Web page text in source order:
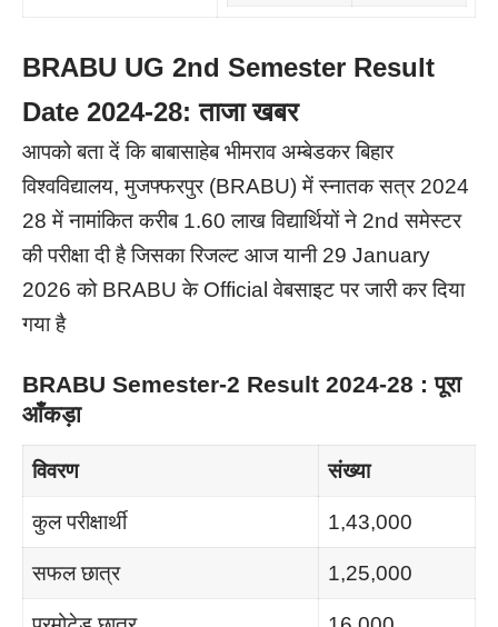
BRABU UG 2nd Semester Result
Date 2024-28: ताजा खबर
आपको बता दें कि बाबासाहेब भीमराव अम्बेडकर बिहार
विश्वविद्यालय, मुजफ्फरपुर (BRABU) में स्नातक सत्र 2024
28 में नामांकित करीब 1.60 लाख विद्यार्थियों ने 2nd समेस्टर
की परीक्षा दी है जिसका रिजल्ट आज यानी 29 January
2026 को BRABU के Official वेबसाइट पर जारी कर दिया
गया है
BRABU Semester-2 Result 2024-28 : पूरा
आँकड़ा
विवरण संख्या
कुल परीक्षार्थी 1,43,000
सफल छात्र 1,25,000